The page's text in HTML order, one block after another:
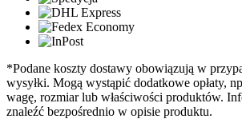
*Podane koszty dostawy obowiązują w
wysyłki. Mogą wystąpić dodatkowe opłaty,
wagę, rozmiar lub właściwości produktów.
znaleźć bezpośrednio w opisie produktu.